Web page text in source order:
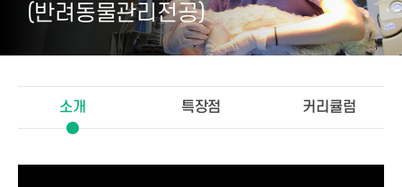
(반려동물관리전공)
소개 특장점 커리큘럼